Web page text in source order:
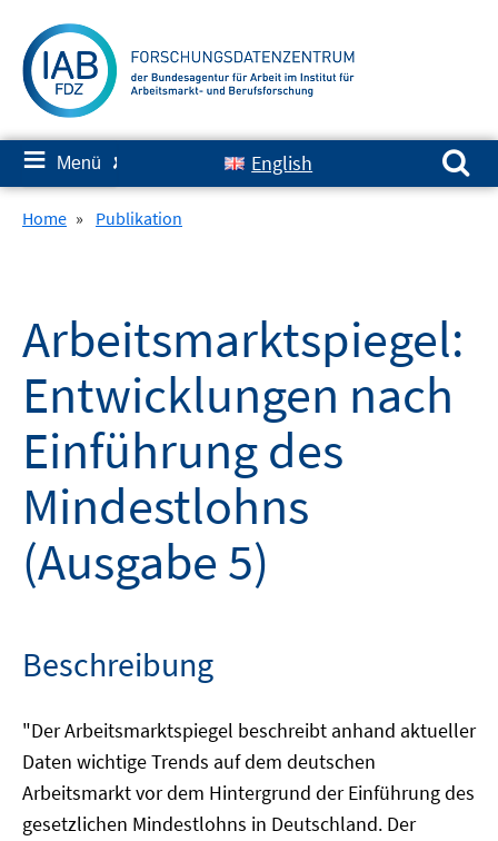
zum
Inhalt
≡ Menü ✘ English
Suchen nach:
Home » Publikation
Arbeitsmarktspiegel:
Entwicklungen nach
Einführung des
Mindestlohns
(Ausgabe 5)
Beschreibung
"Der Arbeitsmarktspiegel beschreibt anhand aktueller
Daten wichtige Trends auf dem deutschen
Arbeitsmarkt vor dem Hintergrund der Einführung des
gesetzlichen Mindestlohns in Deutschland. Der